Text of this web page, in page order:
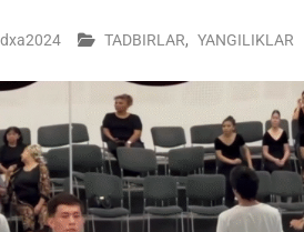
TADBIRLAR, YANGILIKLAR